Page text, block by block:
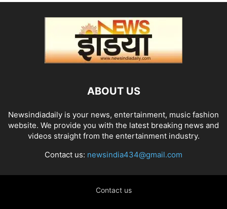
ABOUT US
Newsindiadaily is your news, entertainment, music fashion
website. We provide you with the latest breaking news and
videos straight from the entertainment industry.
Contact us: newsindia434@gmail.com
Contact us